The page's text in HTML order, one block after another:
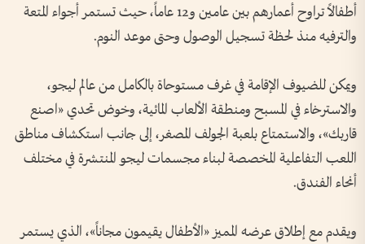
أطفالاً تراوح أعمارهم بين عامين و12 عاماً، حيث تستمر أجواء المتعة
والترفيه منذ لحظة تسجيل الوصول وحتى موعد النوم.
ويمكن للضيوف الإقامة في غرف مستوحاة بالكامل من عالم ليجو،
والاسترخاء في المسبح ومنطقة الألعاب المائية، وخوض تحدي «اصنع
قاربك»، والاستمتاع بلعبة الجولف المصغر، إلى جانب استكشاف مناطق
اللعب التفاعلية المخصصة لبناء مجسمات ليجو المنتشرة في مختلف
أنحاء الفندق.
ويقدم مع إطلاق عرضه المميز «الأطفال يقيمون مجاناً»، الذي يستمر